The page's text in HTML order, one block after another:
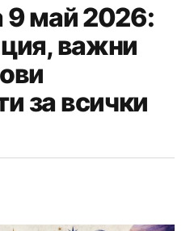
9 май 2026:
важни
за всички